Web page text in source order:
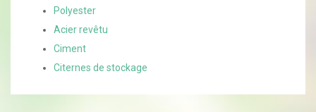
Polyester
Acier revêtu
Ciment
Citernes de stockage